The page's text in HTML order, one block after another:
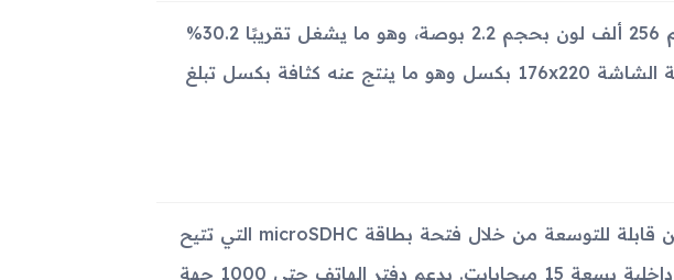
يحتوي الجهاز على شاشة من نوع TFT تدعم 256 ألف لون بحجم 2.2 بوصة، وهو ما يشغل تقريبًا 30.2%
من مساحة الواجهة الأمامية للجهاز. تبلغ دقة الشاشة 176x220 بكسل وهو ما ينتج عنه كثافة بكسل تبلغ
من المميز في هذا الجهاز دعمه لسعة تخزين قابلة للتوسعة من خلال فتحة بطاقة microSDHC التي تتيح
زيادة المساحة التخزينية. يوفر الجهاز ذاكرة داخلية بسعة 15 ميجابايت. يدعم دفتر الهاتف حتى 1000 جهة